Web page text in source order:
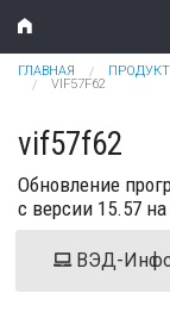
Перейти к
Компания
Новости
Продукты
Поддержка
Вы здесь
ГЛАВНАЯ
VIF57F62
vif57f62
Обновление
с версии 15.57
ВЭД-Инфо